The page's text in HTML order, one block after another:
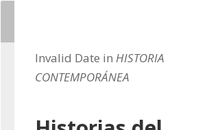
Invalid Date in HISTORIA
CONTEMPORÁNEA